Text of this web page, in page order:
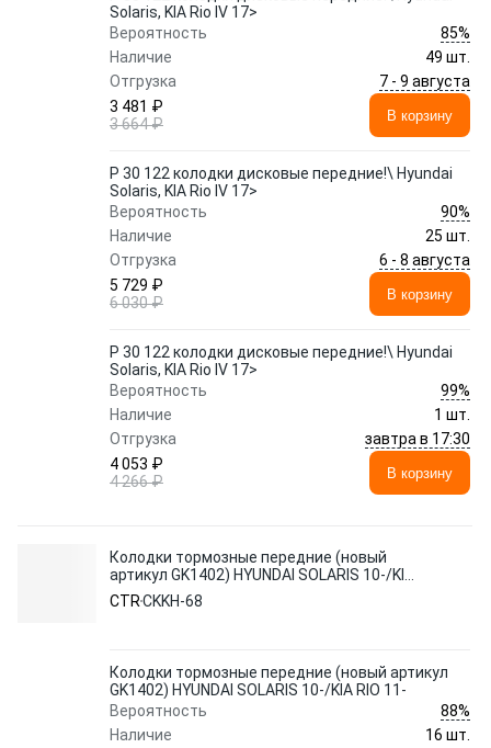
Solaris, KIA Rio IV 17>
Вероятность
85%
Наличие
49 шт.
Отгрузка
7 - 9 августа
3 481 ₽
3 664 ₽
В корзину
P 30 122 колодки дисковые передние!\ Hyundai
Solaris, KIA Rio IV 17>
Вероятность
90%
Наличие
25 шт.
Отгрузка
6 - 8 августа
5 729 ₽
6 030 ₽
В корзину
P 30 122 колодки дисковые передние!\ Hyundai
Solaris, KIA Rio IV 17>
Вероятность
99%
Наличие
1 шт.
Отгрузка
завтра в 17:30
4 053 ₽
4 266 ₽
В корзину
Колодки тормозные передние (новый
артикул GK1402) HYUNDAI SOLARIS 10-/KIA
RIO 11-
CTRCKKH-68
Колодки тормозные передние (новый артикул
GK1402) HYUNDAI SOLARIS 10-/KIA RIO 11-
Вероятность
88%
Наличие
16 шт.